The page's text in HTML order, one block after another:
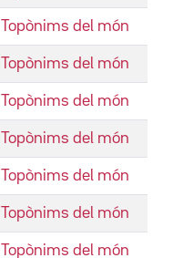
Topònims del món
Topònims del món
Topònims del món
Topònims del món
Topònims del món
Topònims del món
Topònims del món